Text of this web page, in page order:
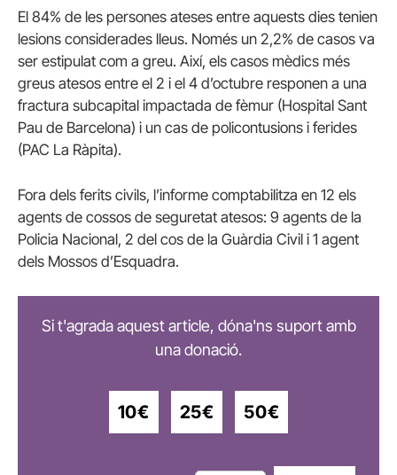
El 84% de les persones ateses entre aquests dies tenien
lesions considerades lleus. Només un 2,2% de casos va
ser estipulat com a greu. Així, els casos mèdics més
greus atesos entre el 2 i el 4 d’octubre responen a una
fractura subcapital impactada de fèmur (Hospital Sant
Pau de Barcelona) i un cas de policontusions i ferides
(PAC La Ràpita).
Fora dels ferits civils, l’informe comptabilitza en 12 els
agents de cossos de seguretat atesos: 9 agents de la
Policia Nacional, 2 del cos de la Guàrdia Civil i 1 agent
dels Mossos d’Esquadra.
Si t'agrada aquest article, dóna'ns suport amb
una donació.
10€ 25€ 50€